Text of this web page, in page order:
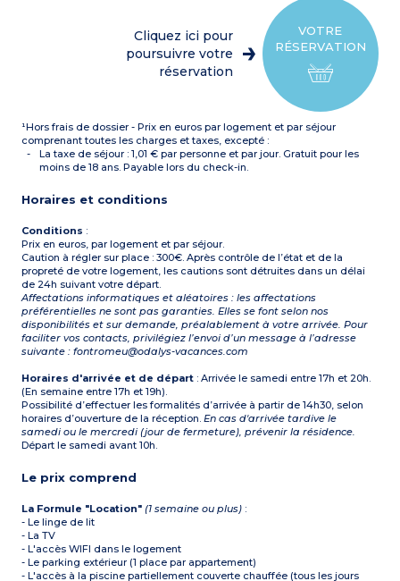
gril/micro-ondes, lave-
vaisselle, hotte aspirante,
cafetière à capsules,
bouilloire électrique, grille-
simples en 90/190 à l'étage
Chambre avec 2 lits
simples côte à côte à
l'étage
l’étage
étage), côté parking ou
talus
VOTRE
RÉSERVATION
Cliquez ici pour
poursuivre votre
réservation
¹Hors frais de dossier - Prix en euros par logement et par séjour
comprenant toutes les charges et taxes, excepté :
La taxe de séjour : 1,01 € par personne et par jour. Gratuit pour les
moins de 18 ans. Payable lors du check-in.
Horaires et conditions
Conditions :
Prix en euros, par logement et par séjour.
Caution à régler sur place : 300€. Après contrôle de l’état et de la
propreté de votre logement, les cautions sont détruites dans un délai
de 24h suivant votre départ.
Affectations informatiques et aléatoires : les affectations
préférentielles ne sont pas garanties. Elles se font selon nos
disponibilités et sur demande, préalablement à votre arrivée. Pour
faciliter vos contacts, privilégiez l’envoi d’un message à l’adresse
suivante : fontromeu@odalys-vacances.com
Horaires d'arrivée et de départ : Arrivée le samedi entre 17h et 20h.
(En semaine entre 17h et 19h).
Possibilité d’effectuer les formalités d’arrivée à partir de 14h30, selon
horaires d’ouverture de la réception.En cas d'arrivée tardive le
samedi ou le mercredi (jour de fermeture), prévenir la résidence.
Départ le samedi avant 10h.
Le prix comprend
La Formule "Location"(1 semaine ou plus) :
- Le linge de lit
- La TV
- L'accès WIFI dans le logement
- Le parking extérieur (1 place par appartement)
- L'accès à la piscine partiellement couverte chauffée (tous les jours